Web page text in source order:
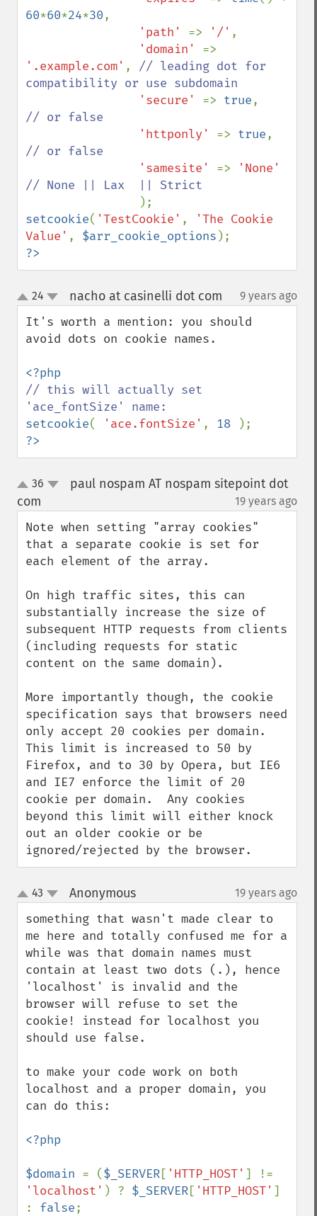
60*60*24*30,
'path' => '/' ,
'domain'
'.example.com' , // leading dot for
compatibility or use subdomain
'secure' => true
// or false
'httponly' => true
// or false
'samesite' =>
// None || Lax  || Strict
setcookie( 'TestCookie' ,
'The Cookie
Value' , $arr_cookie_options
?>
up
down
24 nacho at casinelli dot com 9 years ago
It's worth a mention: you should
avoid dots on cookie names.
// this will actually set
setcookie( 'ace.fontSize' , 18
?>
up36
paul nospam AT nospam sitepoint dot
com
19 years ago
Note when setting "array cookies"
that a separate cookie is set for
each element of the array.
On high traffic sites, this can
substantially increase the size of
subsequent HTTP requests from clients
(including requests for static
content on the same domain).
More importantly though, the cookie
specification says that browsers need
only accept 20 cookies per domain.
This limit is increased to 50 by
Firefox, and to 30 by Opera, but IE6
and IE7 enforce the limit of 20
cookie per domain.  Any cookies
beyond this limit will either knock
out an older cookie or be
ignored/rejected by the browser.
up
down
43 Anonymous¶ 19 years ago
something that wasn't made clear to
me here and totally confused me for a
while was that domain names must
contain at least two dots (.), hence
'localhost' is invalid and the
browser will refuse to set the
cookie! instead for localhost you
should use false.
to make your code work on both
localhost and a proper domain, you
can do this:
<?php
$domain = ($_SERVER[ 'HTTP_HOST'
'localhost' ) ? $_SERVER[ 'HTTP_HOST' ]
: false